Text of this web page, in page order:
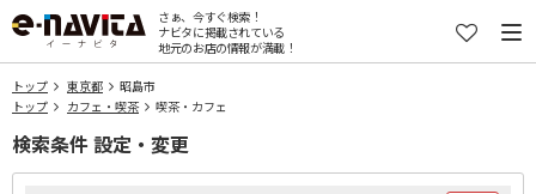
さぁ、今すぐ検索！
ナビタに掲載されている
地元のお店の情報が満載！
トップ 東京都
昭島市
トップ
カフェ・喫茶 喫茶・カフェ
検索条件 設定・変更